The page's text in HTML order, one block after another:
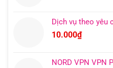
Dịch vụ theo yêu
10.000₫
NORD VPN VPN